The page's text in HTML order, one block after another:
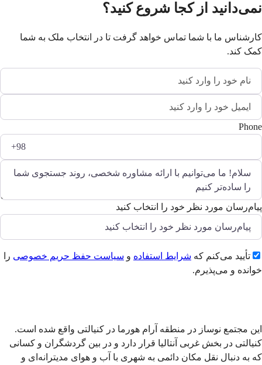
نمی‌دانید از کجا شروع کنید؟
کارشناس ما با شما تماس خواهد گرفت تا در انتخاب ملک به شما
کمک کند.
Phone
پیام‌رسان مورد نظر خود را انتخاب کنید
تأیید می‌کنم که شرایط استفاده و سیاست حفظ حریم خصوصی را
خوانده و می‌پذیرم.
این مجتمع نوساز در منطقه آرام هورما در کنیالتی واقع شده است.
کنیالتی در بخش غربی آنتالیا قرار دارد و در بین گردشگران و کسانی
که به دنبال نقل مکان دائمی به شهری با آب و هوای مدیترانه‌ای و